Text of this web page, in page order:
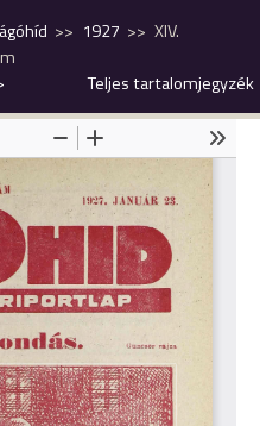
1927
XIV.
Teljes tartalomjegyzék